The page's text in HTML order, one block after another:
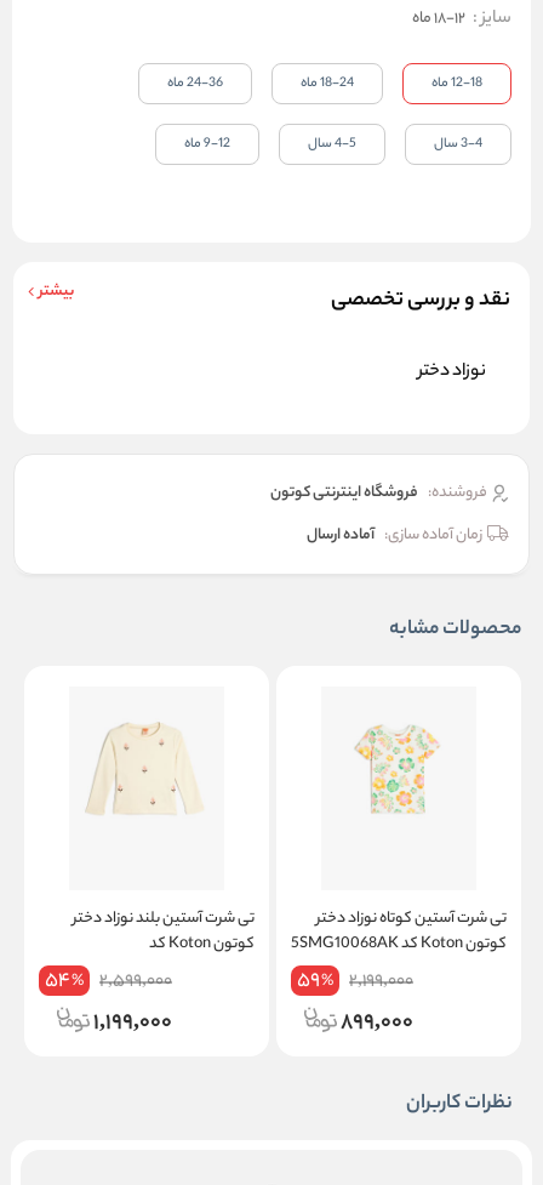
نقد و بررسی تخصصی بیشتر
نوزاد دختر
فروشنده: فروشگاه اینترنتی کوتون
زمان آماده سازی: آماده ارسال
سایز: 12-18 ماه
12-18 ماه 18-24 ماه 24-36 ماه
3-4 سال 4-5 سال 9-12 ماه
محصولات مشابه
تی شرت آستین کوتاه نوزاد دختر
کوتون Koton کد 5SMG10068AK
2,199,000
59%
899,000
تی شرت آستین بلند نوزاد دختر
کوتون Koton کد
2,599,000
54%
1,199,000
نظرات کاربران